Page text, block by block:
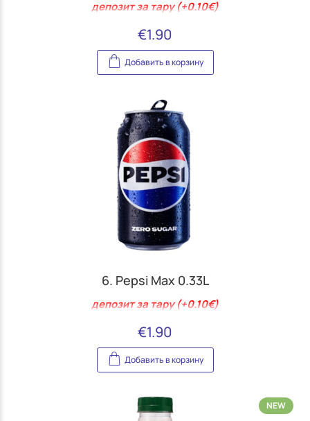
депозит за тару (+0.10€)
€1.90
Добавить в корзину
6. Pepsi Max 0.33L
депозит за тару (+0.10€)
€1.90
Добавить в корзину
NEW